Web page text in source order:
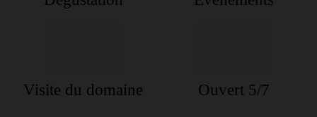
Visite du domaine Ouvert 5/7